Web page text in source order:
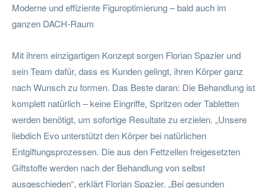
Moderne und effiziente Figuroptimierung – bald auch im
ganzen DACH-Raum
Mit ihrem einzigartigen Konzept sorgen Florian Spazier und
sein Team dafür, dass es Kunden gelingt, ihren Körper ganz
nach Wunsch zu formen. Das Beste daran: Die Behandlung ist
komplett natürlich – keine Eingriffe, Spritzen oder Tabletten
werden benötigt, um sofortige Resultate zu erzielen. „Unsere
liebdich Evo unterstützt den Körper bei natürlichen
Entgiftungsprozessen. Die aus den Fettzellen freigesetzten
Giftstoffe werden nach der Behandlung von selbst
ausgeschieden“, erklärt Florian Spazier. „Bei gesunden